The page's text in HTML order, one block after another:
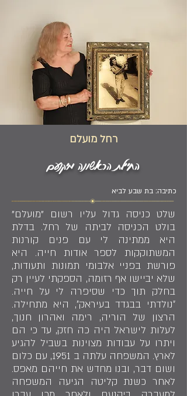
רחל מועלם
החיילת הראשונה מיקנעם
כתיבה: בת שבע לביא
שלט כניסה גדול עליו רשום "מועלם"
בולט הכניסה לביתה של רחל. בדלת
היא ממתינה לי עם פנים קורנות
המשתוקקות לספר אודות חייה. היא
פורשת בפניי אלבומי תמונות ותעודות,
שלא יביישו אף רזומה, הספקתי לעיין רק
בחלק תוך כדי שסיפרה לי על חייה.
״נולדתי בבגדד בעיראק״, היא מתחילה.
הרצון של הוריה, רימה ואהרון חנוך,
לעלות לישראל היה כה חזק, עד כי הם
ויתרו על עבודות מצוינות בשביל להגיע
לארץ. המשפחה עלתה ב 1951, עם כלום
ושום דבר, ובנו מחדש את חייהם מאפס.
לאחר כשנת קליטה הגיעה המשפחה